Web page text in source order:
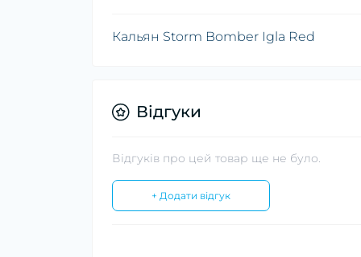
Кальян Storm Bomber Igla Red
Відгуки
Відгуків про цей товар ще не було.
+ Додати відгук